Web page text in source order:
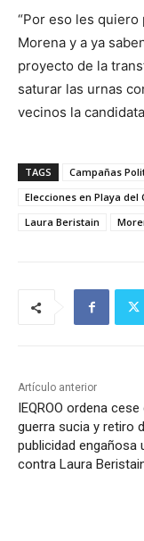
“Por eso les
Morena y a ya
proyecto de la
saturar las urnas
vecinos la
TAGS
Campañas
Elecciones en Playa del
Laura Beristain
Artículo anterior
IEQROO ordena cese
guerra sucia y retiro
publicidad engañosa
contra Laura